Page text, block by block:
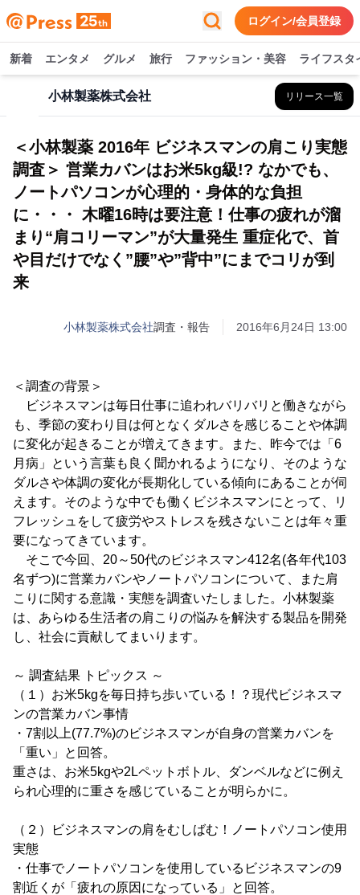
ログイン/会員登録
新着 エンタメ グルメ 旅行 ファッション・美容 ライフスタ
小林製薬株式会社 リリース一覧
＜小林製薬 2016年 ビジネスマンの肩こり実態
調査＞ 営業カバンはお米5kg級!? なかでも、
ノートパソコンが心理的・身体的な負担
に・・・ 木曜16時は要注意！仕事の疲れが溜
まり“肩コリーマン”が大量発生 重症化で、首
や目だけでなく”腰”や”背中”にまでコリが到
来
小林製薬株式会社調査・報告 2016年6月24日 13:00
＜調査の背景＞
ビジネスマンは毎日仕事に追われバリバリと働きながら
も、季節の変わり目は何となくダルさを感じることや体調
に変化が起きることが増えてきます。また、昨今では「6
月病」という言葉も良く聞かれるようになり、そのような
ダルさや体調の変化が長期化している傾向にあることが伺
えます。そのような中でも働くビジネスマンにとって、リ
フレッシュをして疲労やストレスを残さないことは年々重
要になってきています。
そこで今回、20～50代のビジネスマン412名(各年代103
名ずつ)に営業カバンやノートパソコンについて、また肩
こりに関する意識・実態を調査いたしました。小林製薬
は、あらゆる生活者の肩こりの悩みを解決する製品を開発
し、社会に貢献してまいります。
～ 調査結果 トピックス ～
（１）お米5kgを毎日持ち歩いている！？現代ビジネスマ
ンの営業カバン事情
・7割以上(77.7%)のビジネスマンが自身の営業カバンを
「重い」と回答。
重さは、お米5kgや2Lペットボトル、ダンベルなどに例え
られ心理的に重さを感じていることが明らかに。
（２）ビジネスマンの肩をむしばむ！ノートパソコン使用
実態
・仕事でノートパソコンを使用しているビジネスマンの9
割近くが「疲れの原因になっている」と回答。